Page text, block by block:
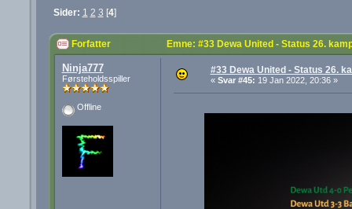
Sider: 1 2 3 [4]
Forfatter Emne: #33 Dewa United - Status 26.
Ninja777
Førsteholdsspiller
Offline
#33 Dewa United - Status 26.
« Svar #45: 19 Jan 2022, 20:36 »